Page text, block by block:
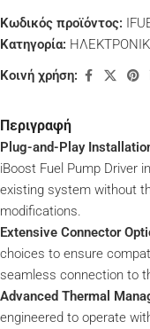
Κωδικός προϊόντος:
Κατηγορία:
Κοινή χρήση:
Περιγραφή
Plug-and-Play
iBoost Fuel Pump Driver
existing system without
modifications.
Extensive Connector
choices to ensure
seamless connection to
Advanced Thermal
engineered to operate